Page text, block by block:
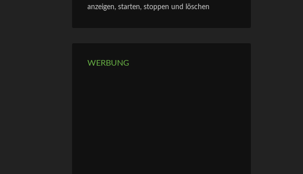
anzeigen, starten, stoppen und löschen
WERBUNG